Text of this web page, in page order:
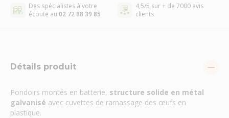
Des spécialistes à votre
écoute au 02 72 88 39 85
4,5/5 sur + de 7000 avis
clients
Détails produit
Pondoirs montés en batterie, structure solide en métal
galvanisé avec cuvettes de ramassage des œufs en
plastique.